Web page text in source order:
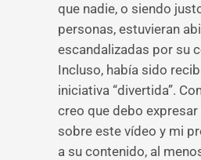
que nadie, o siendo
personas, estuvieran
escandalizadas por su
Incluso, había sido
iniciativa “divertida”.
creo que debo
sobre este vídeo y mi
a su contenido, al